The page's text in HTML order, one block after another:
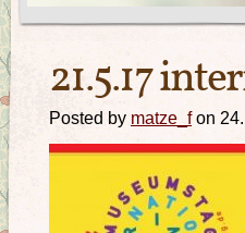
21.5.17
Posted by matze_fon